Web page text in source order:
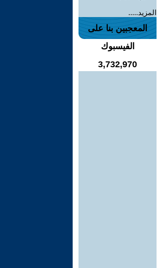
المزيد.....
المعجبين بنا على
الفيسبوك
3,732,970